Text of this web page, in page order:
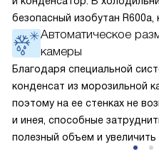
безопасный изобутан
окружающей среде.
по охладительному контуру
лучше работает «мотор»
и быстрее происходит
меньше электроэнергии.
Автоматическое
камеры
Благодаря специальной
конденсат из морозильной
поэтому на ее стенках не
и инея, способные
полезный объем и